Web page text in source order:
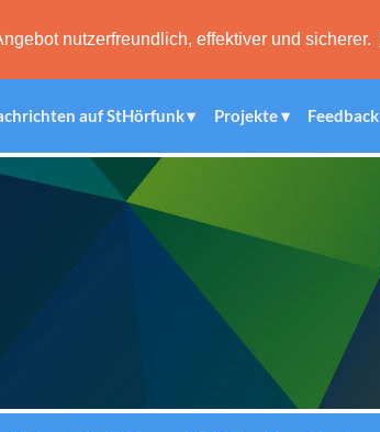
nutzerfreundlich, effektiver und sicherer.
auf StHörfunk Projekte Feedback